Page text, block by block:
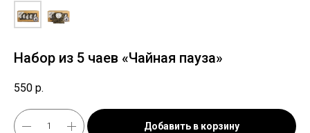
Набор из 5 чаев «Чайная пауза»
550 р.
Добавить в корзину